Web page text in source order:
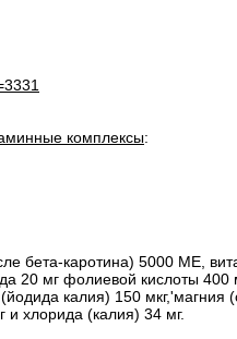
комплексы:
бета-каротина) 5000 ME,
20 мг фолиевой кислоты
калия) 150 мкг,'магния
хлорида (калия) 34 мг.